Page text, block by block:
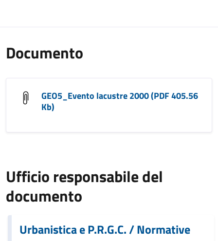
Documento
GEO5_Evento lacustre 2000 (PDF 405.56
Kb)
Ufficio responsabile del
documento
Urbanistica e P.R.G.C. / Normative